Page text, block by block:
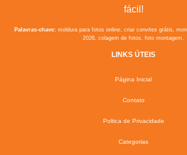
fácil!
Palavras-chave:moldura para fotos online, criar convites grátis,
2026, colagem de fotos, foto montagem.
LINKS ÚTEIS
Página Inicial
Contato
Poltica de Privacidade
Categorias